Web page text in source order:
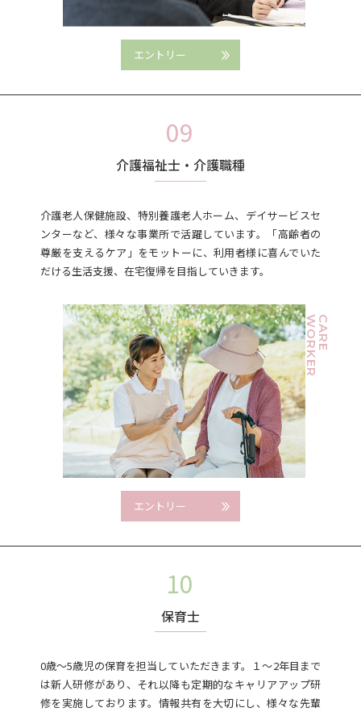
エントリー
介護福祉士・介護職種
介護老人保健施設、特別養護老人ホーム、デイサービスセ
ンターなど、様々な事業所で活躍しています。「高齢者の
尊厳を支えるケア」をモットーに、利用者様に喜んでいた
だける生活支援、在宅復帰を目指していきます。
CARE
WORKER
エントリー
保育士
0歳～5歳児の保育を担当していただきます。１～2年目まで
は新人研修があり、それ以降も定期的なキャリアアップ研
修を実施しております。情報共有を大切にし、様々な先輩